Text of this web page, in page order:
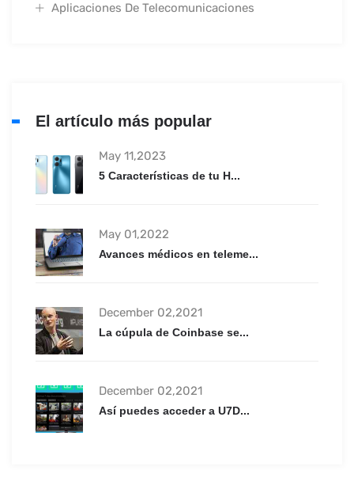
Aplicaciones De Telecomunicaciones
El artículo más popular
May 11,2023
5 Características de tu H...
May 01,2022
Avances médicos en teleme...
December 02,2021
La cúpula de Coinbase se...
December 02,2021
Así puedes acceder a U7D...